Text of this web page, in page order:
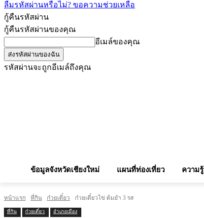
ลืมรหัสผ่านหรือไม่? ขอความช่วยเหลือ
กู้คืนรหัสผ่าน
กู้คืนรหัสผ่านของคุณ
อีเมล์ของคุณ
รหัสผ่านจะถูกอีเมล์ถึงคุณ
ข้อมูลจังหวัดเชียงใหม่ แผนที่ท่องเที่ยว ความรู้
หน้าแรก ที่กิน ก๋วยเตี๋ยว ก๋วยเตี๋ยวไข่ ต้มยำ 3 รส
ที่กิน ก๋วยเตี๋ยว อำเภอเมือง